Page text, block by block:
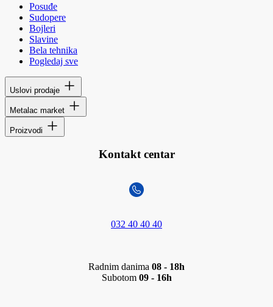
Posuđe
Sudopere
Bojleri
Slavine
Bela tehnika
Pogledaj sve
Uslovi prodaje
Metalac market
Proizvodi
Kontakt centar
032 40 40 40
Radnim danima 08 - 18h
Subotom 09 - 16h